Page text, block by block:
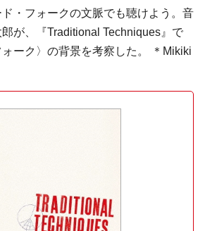
・フォークの文脈でも聴けよう。音
が、『Traditional Techniques』で
ーク〉の背景を考察した。 ＊Mikiki